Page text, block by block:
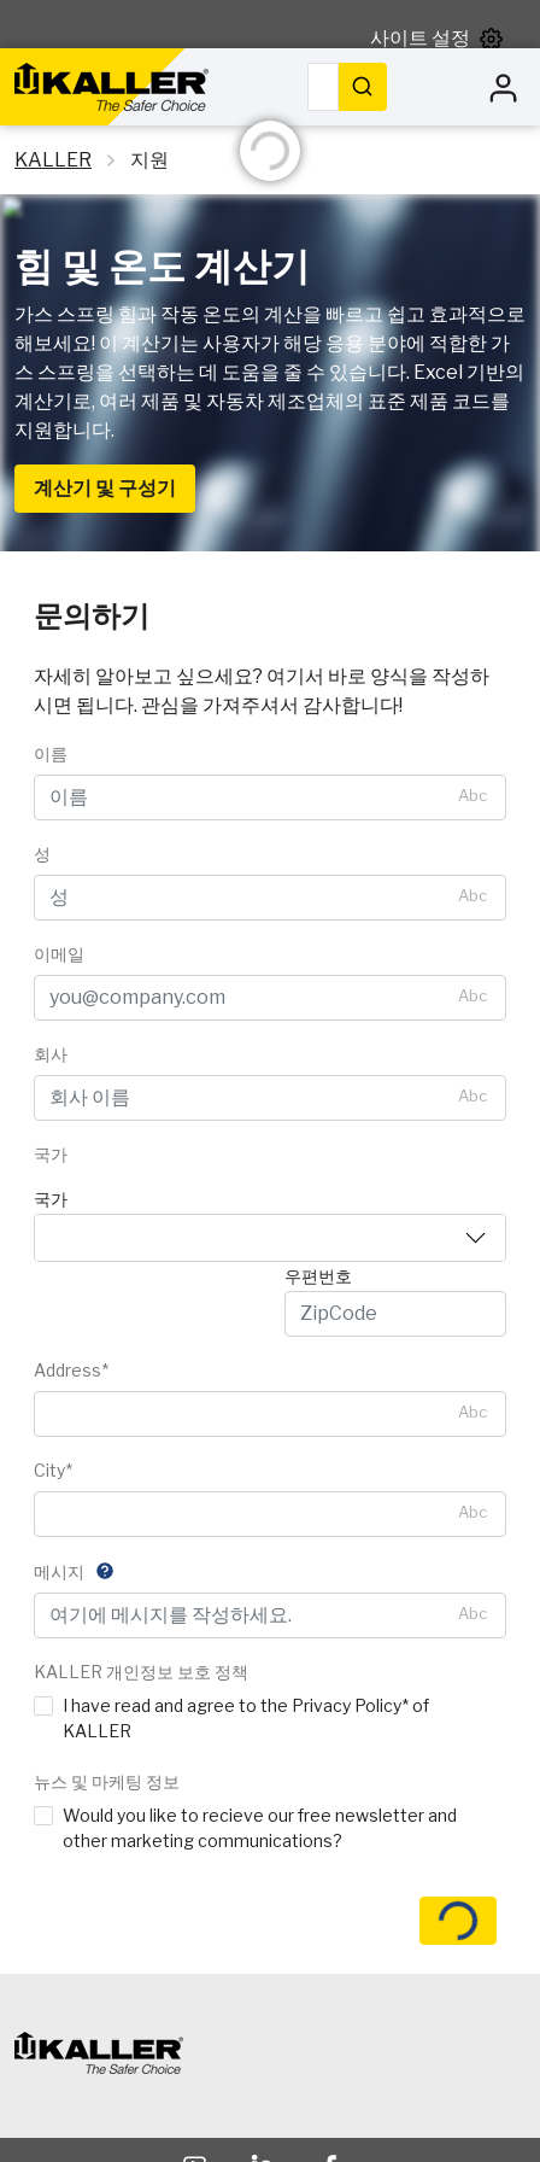
사이트 설정
KALLER 지원 초기화 중
힘 및 온도 계산기
가스 스프링 힘과 작동 온도의 계산을 빠르고 쉽고 효과적으로
해보세요! 이 계산기는 사용자가 해당 응용 분야에 적합한 가
스 스프링을 선택하는 데 도움을 줄 수 있습니다. Excel 기반의
계산기로, 여러 제품 및 자동차 제조업체의 표준 제품 코드를
지원합니다.
계산기 및 구성기
문의하기
자세히 알아보고 싶으세요? 여기서 바로 양식을 작성하
시면 됩니다. 관심을 가져주셔서 감사합니다!
이름
Abc
성
Abc
이메일
Abc
회사
Abc
국가
국가
우편번호
Address*
Abc
City*
Abc
메시지
Abc
KALLER 개인정보 보호 정책
I have read and agree to the Privacy Policy* of
KALLER
뉴스 및 마케팅 정보
Would you like to recieve our free newsletter and
other marketing communications?
로딩